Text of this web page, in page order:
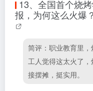
13、 全国首个烧
报，为何这么火爆
简评：职业教育里
工人觉得这太火了
接摆摊，挺实用。